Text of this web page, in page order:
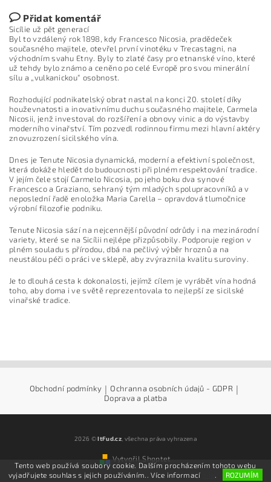
Přidat komentář
Sicílie už pět generací
Byl to vzdálený rok 1898, kdy Francesco Nicosia, pradědeček
současného majitele, otevřel první vinotéku v Trecastagni, na
východním svahu Etny. Byly to zlaté časy pro etnanské víno, které
už tehdy bylo známo a ceněno po celé Evropě pro svou minerální
sílu a „vulkanickou“ osobnost.
Rozhodující podnikatelský obrat nastal na konci 20. století díky
houževnatosti a inovativnímu duchu současného majitele, Carmela
Nicosii, jenž investoval do rozšíření a obnovy vinic a do výstavby
moderního vinařství. Tím pozvedl rodinnou firmu mezi hlavní aktéry
znovuzrození sicilského vína.
Dnes je Tenute Nicosia dynamická, moderní a efektivní společnost,
která dokáže hledět do budoucnosti při plném respektování tradice.
V jejím čele stojí Carmelo Nicosia, po jeho boku dva synové
Francesco a Graziano, sehraný tým mladých spolupracovníků a v
neposlední řadě enoložka Maria Carella – opravdová tlumočnice
výrobní filozofie podniku.
Tenute Nicosia sází na nejcennější původní odrůdy i na mezinárodní
variety, které se na Sicílii nejlépe přizpůsobily. Podporuje region v
plném souladu s přírodou, dbá na pečlivý výběr hroznů a na
neustálou péči o práci ve sklepě, aby zvýraznila kvalitu suroviny.
Je to dlouhá cesta k dokonalosti, jejímž cílem je vyrábět vína hodná
toho, aby doma i ve světě reprezentovala to nejlepší ze sicilské
vinařské tradice.
Obchodní podmínky | Ochranna osobních údajů - GDPR |
Doprava a platba
2026 ©ItFud.cz, všechna práva vyhrazena
Vytvořil Shoptet
Tento web používá soubory cookie. Dalším procházením tohoto webu
vyjadřujete souhlas s jejich používáním.. Více informací
. ROZUMÍM